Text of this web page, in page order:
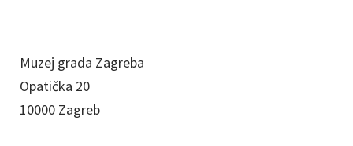
Muzej grada Zagreba
Opatička 20
10000 Zagreb